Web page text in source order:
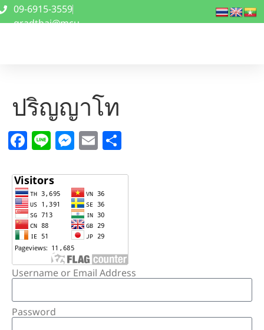
09-6915-3559
gradthai@mcu
ปริญญาโท
Facebook
LineMessenger
Email
Username or Email Address
Password